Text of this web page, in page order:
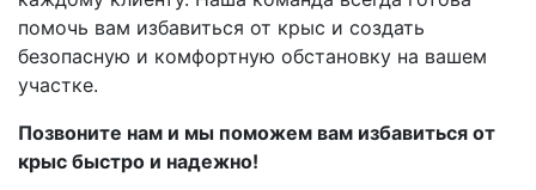
помочь вам избавиться от крыс и создать
безопасную и комфортную обстановку на вашем
участке.
Позвоните нам и мы поможем вам избавиться от
крыс быстро и надежно!